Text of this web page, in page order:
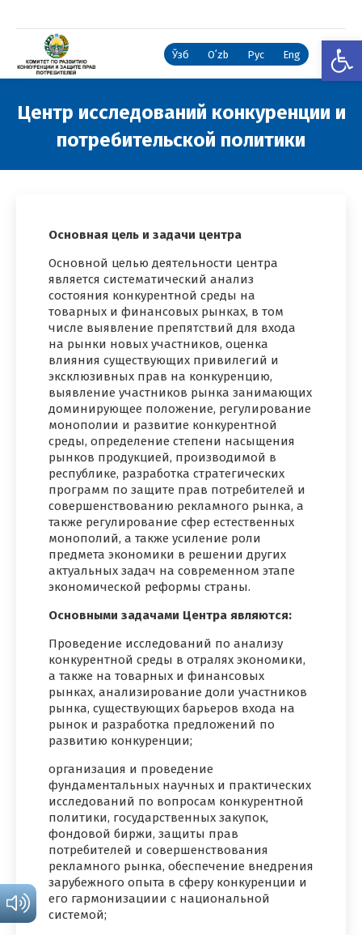
Ўзб Oʻzb Рус Eng
Центр исследований конкуренции и
потребительской политики
Основная цель и задачи центра
Основной целью деятельности центра
является систематический анализ
состояния конкурентной среды на
товарных и финансовых рынках, в том
числе выявление препятствий для входа
на рынки новых участников, оценка
влияния существующих привилегий и
эксклюзивных прав на конкуренцию,
выявление участников рынка занимающих
доминирующее положение, регулирование
монополии и развитие конкурентной
среды, определение степени насыщения
рынков продукцией, производимой в
республике, разработка стратегических
программ по защите прав потребителей и
совершенствованию рекламного рынка, а
также регулирование сфер естественных
монополий, а также усиление роли
предмета экономики в решении других
актуальных задач на современном этапе
экономической реформы страны.
Основными задачами Центра являются:
Проведение исследований по анализу
конкурентной среды в отралях экономики,
а также на товарных и финансовых
рынках, анализирование доли участников
рынка, существующих барьеров входа на
рынок и разработка предложений по
развитию конкуренции;
организация и проведение
фундаментальных научных и практических
исследований по вопросам конкурентной
политики, государственных закупок,
фондовой биржи, защиты прав
потребителей и совершенствования
рекламного рынка, обеспечение внедрения
зарубежного опыта в сферу конкуренции и
его гармонизациии с национальной
системой;